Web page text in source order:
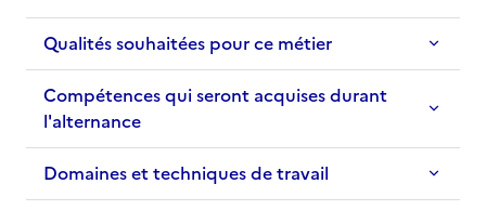
Qualités souhaitées pour ce métier
Compétences qui seront acquises durant
l'alternance
Domaines et techniques de travail